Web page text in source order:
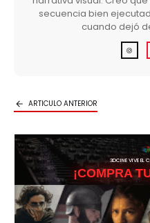
secuencia bien
cuando dejó
ARTICULO ANTERIOR
3DCINE VIVE EL
¡COMPRA